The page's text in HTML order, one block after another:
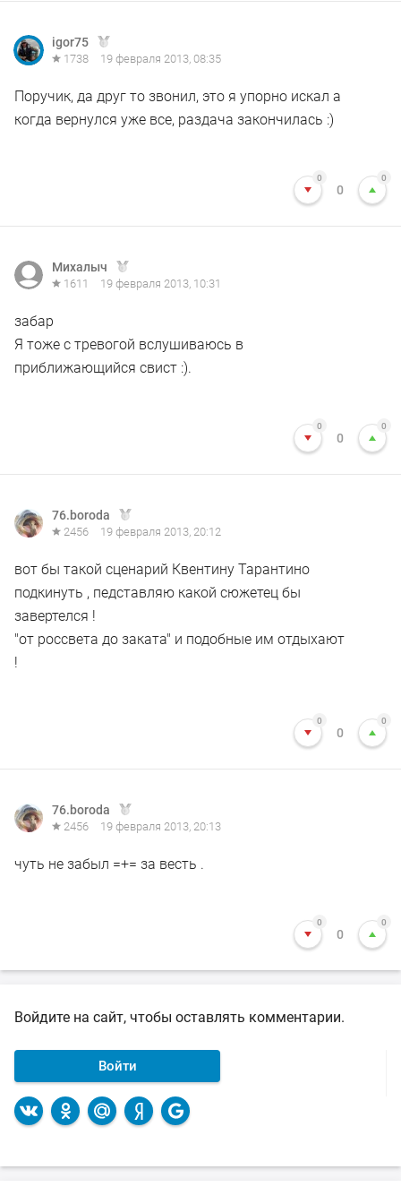
igor75
1738 19 февраля 2013, 08:35
Поручик, да друг то звонил, это я упорно искал а
когда вернулся уже все, раздача закончилась :)
0
0
0
Михалыч
1611 19 февраля 2013, 10:31
забар
Я тоже с тревогой вслушиваюсь в
приближающийся свист :).
0
0
0
76.boroda
2456 19 февраля 2013, 20:12
вот бы такой сценарий Квентину Тарантино
подкинуть , педставляю какой сюжетец бы
завертелся !
"от россвета до заката" и подобные им отдыхают
!
0
0
0
76.boroda
2456 19 февраля 2013, 20:13
чуть не забыл =+= за весть .
0
0
0
Войдите на сайт, чтобы оставлять комментарии.
Войти